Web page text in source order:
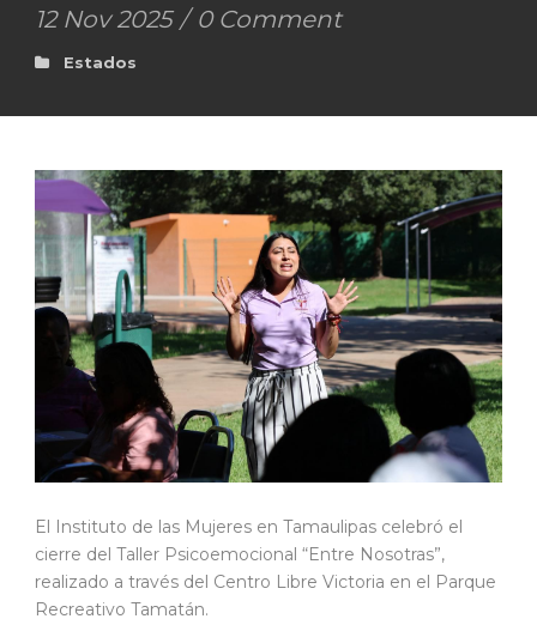
12 Nov 2025 / 0 Comment
Estados
El Instituto de las Mujeres en Tamaulipas celebró el
cierre del Taller Psicoemocional “Entre Nosotras”,
realizado a través del Centro Libre Victoria en el Parque
Recreativo Tamatán.